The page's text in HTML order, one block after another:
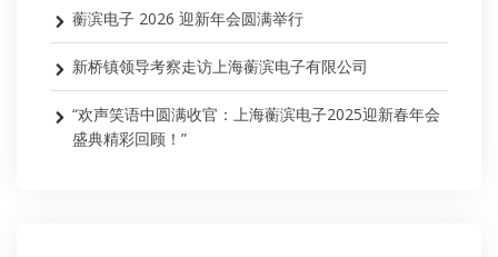
蘅滨电子 2026 迎新年会圆满举行
新桥镇领导考察走访上海蘅滨电子有限公司
“欢声笑语中圆满收官：上海蘅滨电子2025迎新春年会
盛典精彩回顾！”